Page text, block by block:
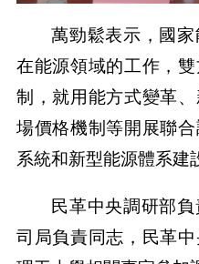
萬勁鬆表示，國
在能源領域的工作，
制，就用能方式變革
場價格機制等開展聯
系統和新型能源體系建
民革中央調研部
司局負責同志，民革